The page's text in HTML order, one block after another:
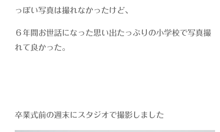
っぽい写真は撮れなかったけど、
６年間お世話になった思い出たっぷりの小学校で写真撮
れて良かった。
卒業式前の週末にスタジオで撮影しました